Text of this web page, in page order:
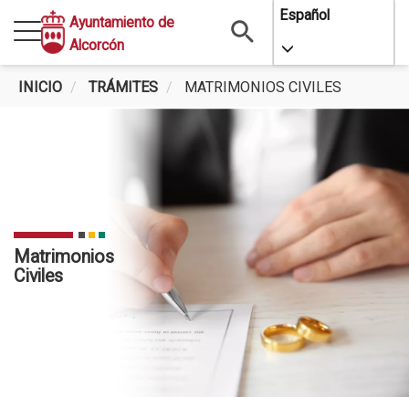
contenido
principal
Ayuntamiento de
Alcorcón
Español
Toggle
INICIO TRÁMITES MATRIMONIOS CIVILES
Matrimonios
Civiles